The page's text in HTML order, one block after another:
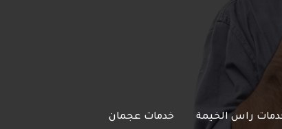
راس الخيمة خدمات عجمان